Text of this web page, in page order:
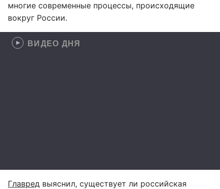
многие современные процессы, происходящие
вокруг России.
ВИДЕО ДНЯ
Главред выяснил, существует ли российская